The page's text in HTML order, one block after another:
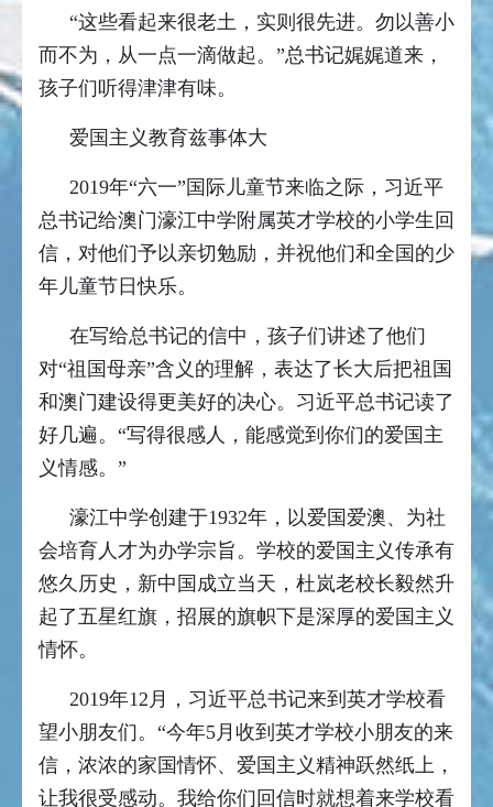
“这些看起来很老土，实则很先进。勿以善小
而不为，从一点一滴做起。”总书记娓娓道来，
孩子们听得津津有味。
爱国主义教育兹事体大
2019年“六一”国际儿童节来临之际，习近平
总书记给澳门濠江中学附属英才学校的小学生回
信，对他们予以亲切勉励，并祝他们和全国的少
年儿童节日快乐。
在写给总书记的信中，孩子们讲述了他们
对“祖国母亲”含义的理解，表达了长大后把祖国
和澳门建设得更美好的决心。习近平总书记读了
好几遍。“写得很感人，能感觉到你们的爱国主
义情感。”
濠江中学创建于1932年，以爱国爱澳、为社
会培育人才为办学宗旨。学校的爱国主义传承有
悠久历史，新中国成立当天，杜岚老校长毅然升
起了五星红旗，招展的旗帜下是深厚的爱国主义
情怀。
2019年12月，习近平总书记来到英才学校看
望小朋友们。“今年5月收到英才学校小朋友的来
信，浓浓的家国情怀、爱国主义精神跃然纸上，
让我很受感动。我给你们回信时就想着来学校看